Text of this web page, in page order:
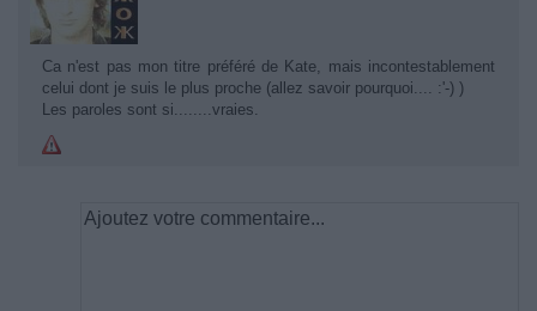
Ca n'est pas mon titre préféré de Kate, mais incontestablement
celui dont je suis le plus proche (allez savoir pourquoi.... :'-) )
Les paroles sont si........vraies.